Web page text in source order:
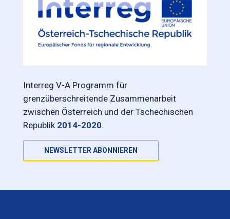
Interreg V-A Programm für
grenzüberschreitende Zusammenarbeit
zwischen Österreich und der Tschechischen
Republik 2014-2020.
NEWSLETTER ABONNIEREN